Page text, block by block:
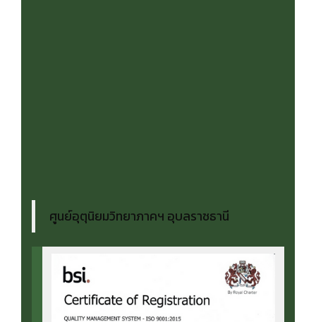
ศูนย์อุตุนิยมวิทยาภาคฯ อุบลราชธานี